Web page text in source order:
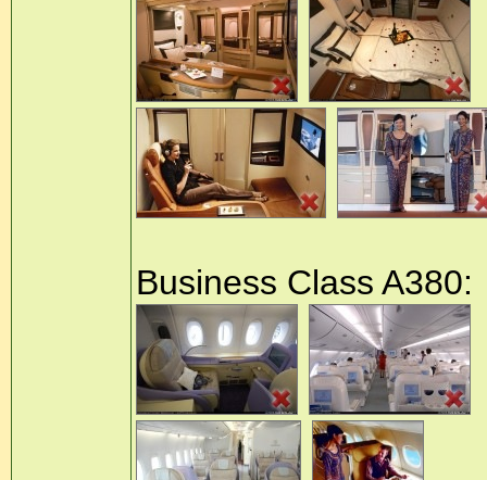
Business Class A380: